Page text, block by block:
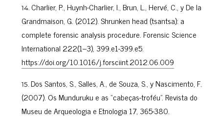
Charlier, P., Huynh-Charlier, I., Brun, L., Hervé, C., y De la
Grandmaison, G. (2012). Shrunken head (tsantsa): a
complete forensic analysis procedure. Forensic Science
International 222(1–3), 399.e1-399.e5.
https://doi.org/10.1016/j.forsciint.2012.06.009
Dos Santos, S., Salles, A., de Souza, S., y Nascimento, F.
(2007). Os Munduruku e as “cabeças-troféu”. Revista do
Museu de Arqueologia e Etnologia 17, 365-380.